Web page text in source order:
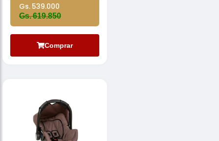
Gs. 539.000
Gs. 619.850
Comprar